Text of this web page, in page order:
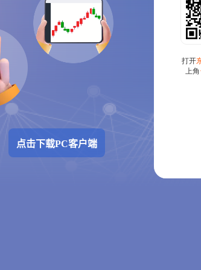
点击下载PC客户端